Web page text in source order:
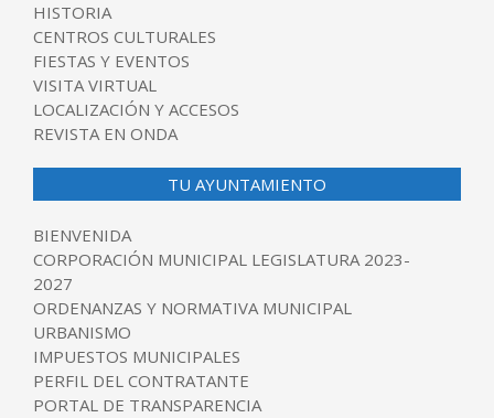
HISTORIA
CENTROS CULTURALES
FIESTAS Y EVENTOS
VISITA VIRTUAL
LOCALIZACIÓN Y ACCESOS
REVISTA EN ONDA
TU AYUNTAMIENTO
BIENVENIDA
CORPORACIÓN MUNICIPAL LEGISLATURA 2023-
2027
ORDENANZAS Y NORMATIVA MUNICIPAL
URBANISMO
IMPUESTOS MUNICIPALES
PERFIL DEL CONTRATANTE
PORTAL DE TRANSPARENCIA